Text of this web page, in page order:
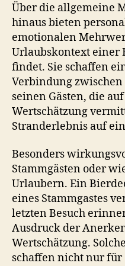
Über die allgemeine
hinaus bieten
emotionalen
Urlaubskontext einer
findet. Sie schaffen
Verbindung
seinen Gästen, die
Wertschätzung
Stranderlebnis auf
Besonders
Stammgästen oder
Urlaubern. Ein
eines Stammgastes
letzten Besuch
Ausdruck der
Wertschätzung.
schaffen nicht nur für